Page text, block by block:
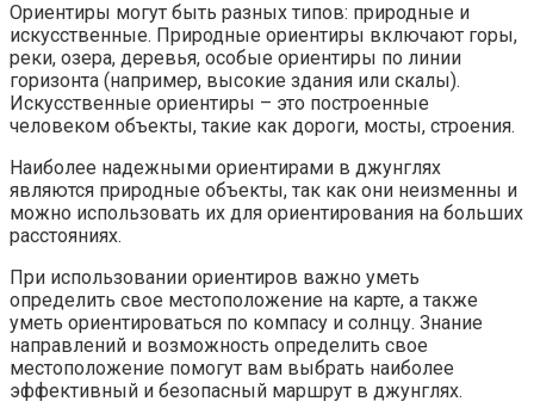
Ориентиры могут быть разных типов: природные и
искусственные. Природные ориентиры включают горы,
реки, озера, деревья, особые ориентиры по линии
горизонта (например, высокие здания или скалы).
Искусственные ориентиры – это построенные
человеком объекты, такие как дороги, мосты, строения.
Наиболее надежными ориентирами в джунглях
являются природные объекты, так как они неизменны и
можно использовать их для ориентирования на больших
расстояниях.
При использовании ориентиров важно уметь
определить свое местоположение на карте, а также
уметь ориентироваться по компасу и солнцу. Знание
направлений и возможность определить свое
местоположение помогут вам выбрать наиболее
эффективный и безопасный маршрут в джунглях.